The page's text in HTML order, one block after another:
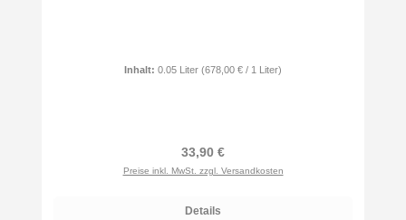
Inhalt: 0.05 Liter (678,00 € / 1 Liter)
Regulärer Preis:
33,90 €
Preise inkl. MwSt. zzgl. Versandkosten
Details